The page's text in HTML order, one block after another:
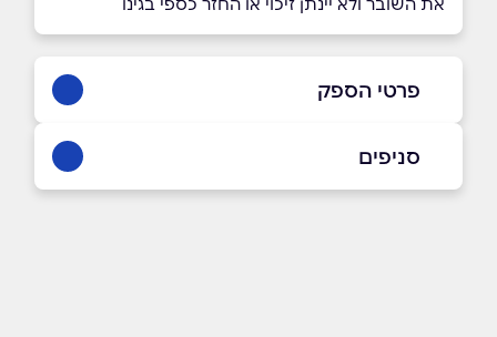
פרטי הספק
באתר בפייסבוק באינסטגרם
סניפים